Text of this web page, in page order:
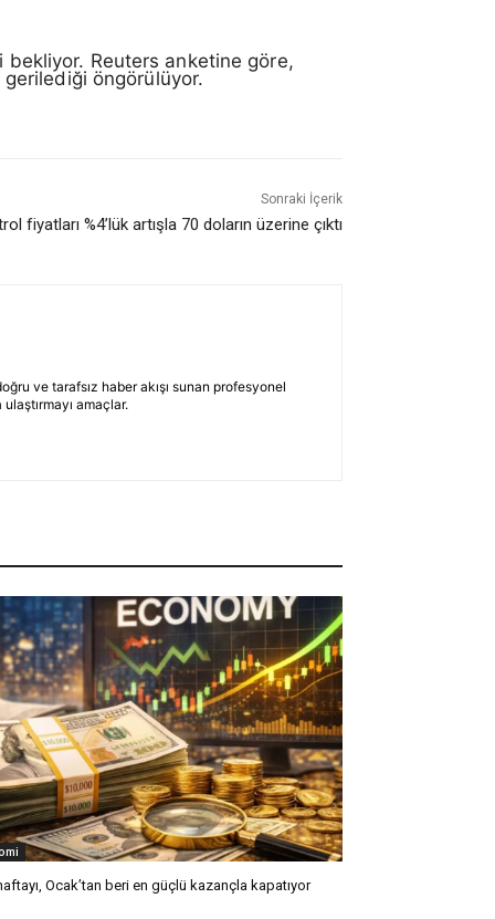
bekliyor. Reuters anketine göre,
gerilediği öngörülüyor.
Sonraki İçerik
fiyatları %4’lük artışla 70 doların üzerine çıktı
ve tarafsız haber akışı sunan profesyonel
amaçlar.
Ocak’tan beri en güçlü kazançla kapatıyor